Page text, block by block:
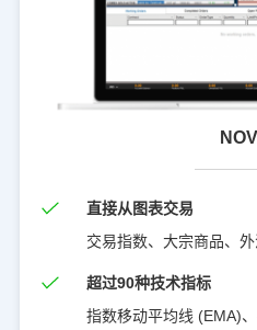
直接从图表交易
交易指数、大宗商品、
超过90种技术指标
指数移动平均线 (EMA)